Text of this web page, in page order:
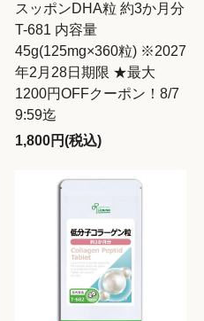
スッポンDHA粒 約3か月分
T-681 内容量
45g(125mg×360粒) ※2027
年2月28日期限 ★最大
1200円OFFクーポン！8/7
9:59迄
1,800円(税込)